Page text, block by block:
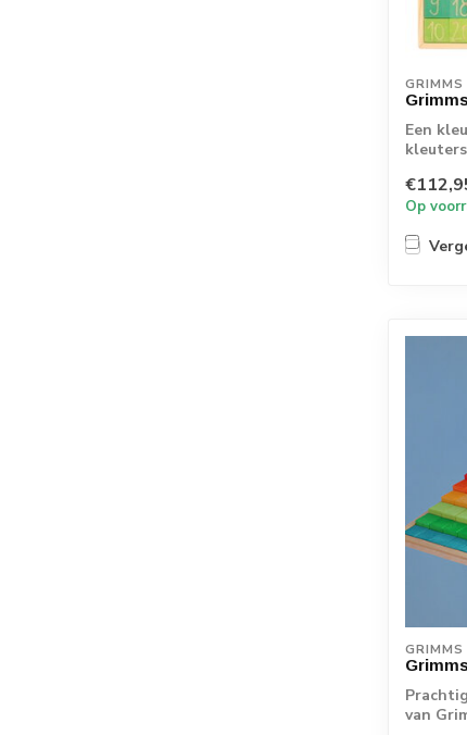
GRIMMS
Een
Op
GRIMMS
van